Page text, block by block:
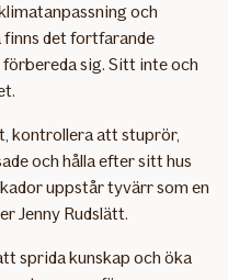
och
finns det fortfarande
sig. Sitt inte och
kontrollera att stuprör,
och hålla efter sitt hus
uppstår tyvärr som en
Jenny Rudslätt.
sprida kunskap och öka